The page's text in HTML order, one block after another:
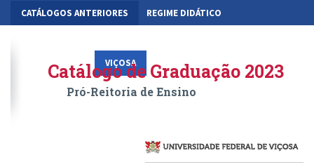
CATÁLOGOS ANTERIORES REGIME DIDÁTICO
VIÇOSA RIO PARANAÍBA FLORESTAL
Catálogo de Graduação 2023
Pró-Reitoria de Ensino